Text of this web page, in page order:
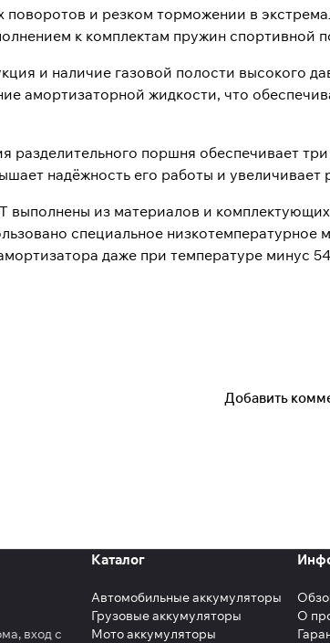
поворотов и резком торможении в
к комплектам пружин спортивной
и наличие газовой полости высокого
амортизаторной жидкости, что
разделительного поршня обеспечивает
надёжность его работы и увеличивает
выполнены из материалов и
специальное низкотемпературное
даже при температуре минус
Добавить
вход с
Каталог
Автомобильные аккумуляторы
Грузовые аккумуляторы
Мото аккумуляторы
О